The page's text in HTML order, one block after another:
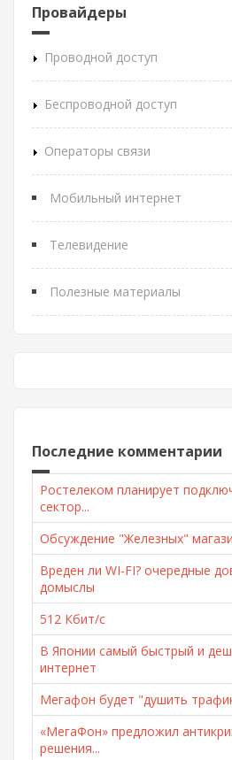
Провайдеры
Проводной доступ
Беспроводной доступ
Операторы связи
Мобильный интернет
Телевидение
Полезные материалы
Последние комментарии
Ростелеком планирует
сектор...
Обсуждение "Железных"
Вреден ли WI-FI? очередные
домыслы
512 Кбит/с
В Японии самый быстрый и
интернет
Мегафон будет "душить
«МегаФон» предложил
решения...